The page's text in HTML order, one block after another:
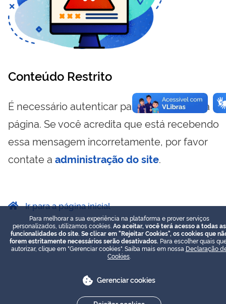
Conteúdo Restrito
É necessário autenticar para visualizar essa
página. Se você acredita que está recebendo
essa mensagem incorretamente, por favor
contate a administração do site.
Ir para a página inicial
Para melhorar a sua experiência na plataforma e prover serviços
personalizados, utilizamos cookies. Ao aceitar, você terá acesso a todas as
funcionalidades do site. Se clicar em "Rejeitar Cookies", os cookies que
forem estritamente necessários serão desativados. Para escolher quais
autorizar, clique em "Gerenciar cookies". Saiba mais em nossa Declaração
Cookies
Gerenciar cookies